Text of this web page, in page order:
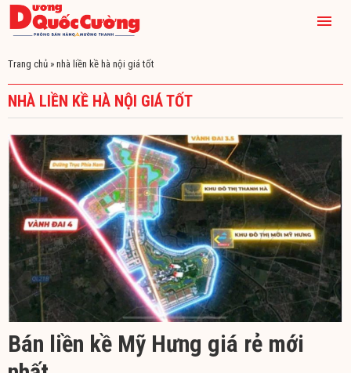
Trang chủ » nhà liền kề hà nội giá tốt
NHÀ LIỀN KỀ HÀ NỘI GIÁ TỐT
Bán liền kề Mỹ Hưng giá rẻ mới